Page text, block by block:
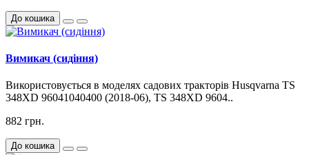
До кошика
Вимикач (сидіння)
Використовується в моделях садових тракторів Husqvarna TS
348XD 96041040400 (2018-06), TS 348XD 9604..
882 грн.
До кошика